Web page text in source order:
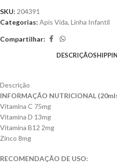
SKU: 204391
Categorias: Apis Vida, Linha Infantil
Compartilhar:
DESCRIÇÃO
Descrição
INFORMAÇÃO NUTRICIONAL
Vitamina C 75mg
Vitamina D 13mg
Vitamina B12 2mg
Zinco 8mg
RECOMENDAÇÃO DE USO: